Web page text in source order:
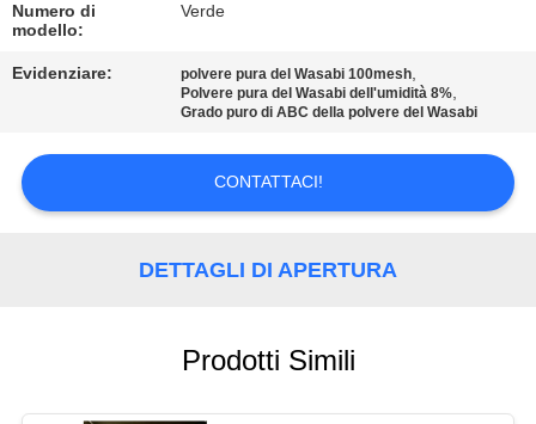
NOTIZIE
CHIEDI UN
Numero di
modello:
Verde
Evidenziare: polvere pura del Wasabi 100mesh,
Polvere pura del Wasabi dell'umidità 8%,
Grado puro di ABC della polvere del Wasabi
CONTATTACI!
DETTAGLI DI APERTURA
Prodotti Simili